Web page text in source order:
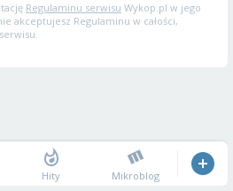
Regulaminu serwisu Wykop.pl w jego
akceptujesz Regulaminu w całości,
Hity Mikroblog